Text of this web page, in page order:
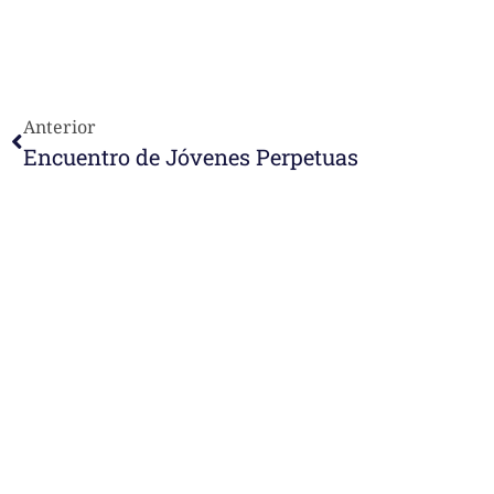
Anterior
Encuentro de Jóvenes Perpetuas